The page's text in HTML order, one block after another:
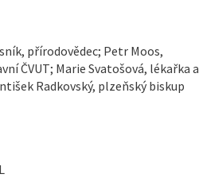
přírodovědec; Petr Moos,
ČVUT; Marie Svatošová, lékařka a
Radkovský, plzeňský biskup